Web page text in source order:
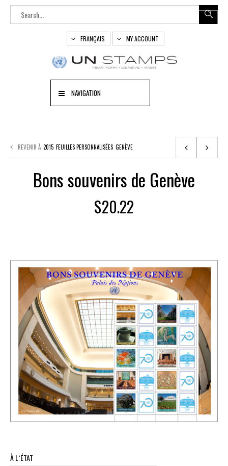
FRANÇAIS MY ACCOUNT
NAVIGATION
REVENIR À 2015 FEUILLES PERSONNALISÉES GENÈVE
Bons souvenirs de Genève
$20.22
À L`ÉTAT